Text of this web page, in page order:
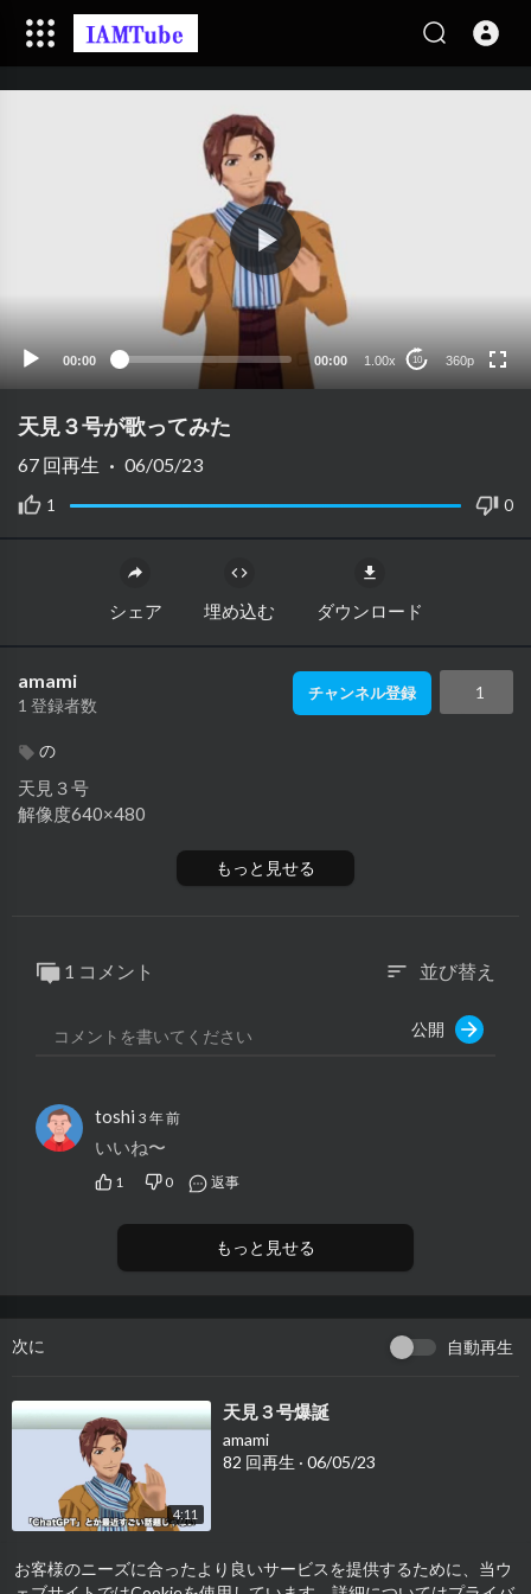
お客様のニーズに合ったより良いサービスを提供するために、当ウ
00:00 00:00 1.00x 10 360p
天見３号が歌ってみた
1 0
67 回再生 · 06/05/23
シェア 埋め込む ダウンロード
amami
1 登録者数
チャンネル登録 1
の
⁣天見３号
解像度640×480
もっと見せる
1 コメント sort 並び替え
公開
toshi 3 年 前
いいね〜
1 0 返事
もっと見せる
次に 自動再生
4:11
⁣天見３号爆誕
amami
82 回再生 · 06/05/23
⁣Kamagra Oral Jelly – Use, Side